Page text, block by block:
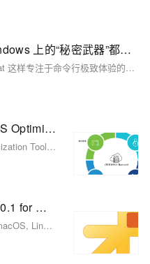
谁说 WebSocket 调试难？Windows 上的“秘密武器”都在这儿，速占先机
从 Apifox 这样集大成者，到 Websocat 这样专注于命令行极致体验的工具，再到 WebSocket King 的开源灵活，以及 Postman 的广泛适用性和 WebSocket.org Toolkit 的即时性，它们共同构成了 WebSocket 开发生态的重要支撑。
Omnissa Horizon Windows OS Optimization Tool 2503 - Windows 系统映像优化工具
Omnissa Horizon Windows OS Optimization Tool 2503 - Windows 系统映像优化工具
VMware Remote Console 13.0.1 for macOS, Linux, Windows - vSphere 虚拟机控制台的桌面客户端
VMware Remote Console 13.0.1 for macOS, Linux, Windows - vSphere 虚拟机控制台的桌面客户端